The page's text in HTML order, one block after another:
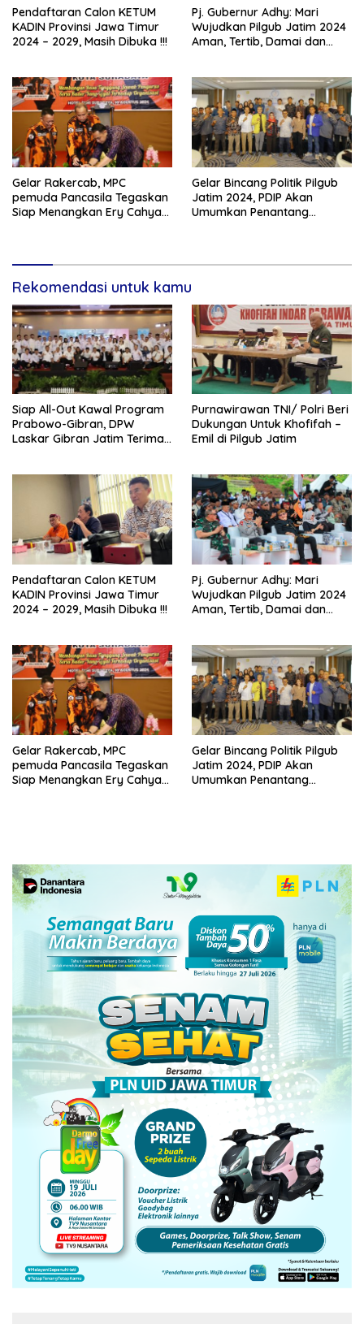
Pendaftaran Calon KETUM
KADIN Provinsi Jawa Timur
2024 – 2029, Masih Dibuka !!!
Pj. Gubernur Adhy: Mari
Wujudkan Pilgub Jatim 2024
Aman, Tertib, Damai dan
Gelar Rakercab, MPC
pemuda Pancasila Tegaskan
Siap Menangkan Ery Cahyadi
Gelar Bincang Politik Pilgub
Jatim 2024, PDIP Akan
Umumkan Penantang
Rekomendasi untuk kamu
Siap All-Out Kawal Program
Prabowo-Gibran, DPW
Laskar Gibran Jatim Terima
Purnawirawan TNI/ Polri Beri
Dukungan Untuk Khofifah –
Emil di Pilgub Jatim
Pendaftaran Calon KETUM
KADIN Provinsi Jawa Timur
2024 – 2029, Masih Dibuka !!!
Pj. Gubernur Adhy: Mari
Wujudkan Pilgub Jatim 2024
Aman, Tertib, Damai dan
Gelar Rakercab, MPC
pemuda Pancasila Tegaskan
Siap Menangkan Ery Cahyadi
Gelar Bincang Politik Pilgub
Jatim 2024, PDIP Akan
Umumkan Penantang